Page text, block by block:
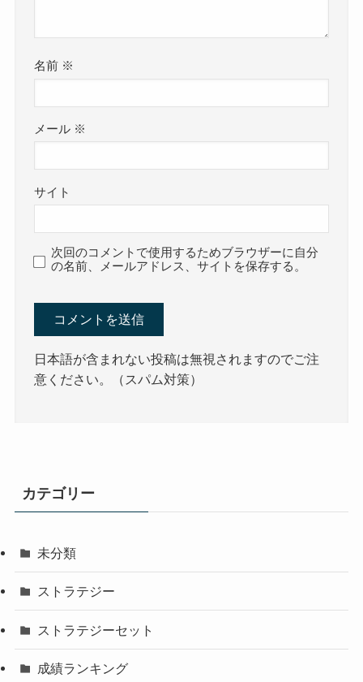
名前 ※
メール ※
サイト
次回のコメントで使用するためブラウザーに自分
の名前、メールアドレス、サイトを保存する。
日本語が含まれない投稿は無視されますのでご注
意ください。（スパム対策）
カテゴリー
未分類
ストラテジー
ストラテジーセット
成績ランキング